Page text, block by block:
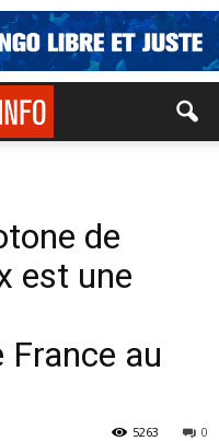
de
est une
France au
0
5263